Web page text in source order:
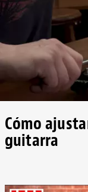
Cómo
guitarra